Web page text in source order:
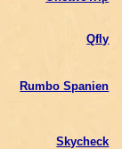
Qfly
Rumbo Spanien
Skycheck